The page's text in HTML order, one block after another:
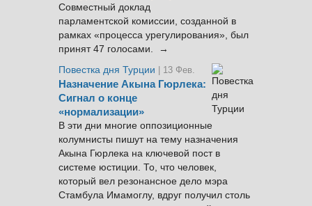
Совместный доклад
парламентской комиссии, созданной в
рамках «процесса урегулирования», был
принят 47 голосами. →
Повестка дня Турции
| 13 Фев.
Назначение Акына Гюрлека:
Сигнал о конце
«нормализации»
В эти дни многие оппозиционные
колумнисты пишут на тему назначения
Акына Гюрлека на ключевой пост в
системе юстиции. То, что человек,
который вел резонансное дело мэра
Стамбула Имамоглу, вдруг получил столь